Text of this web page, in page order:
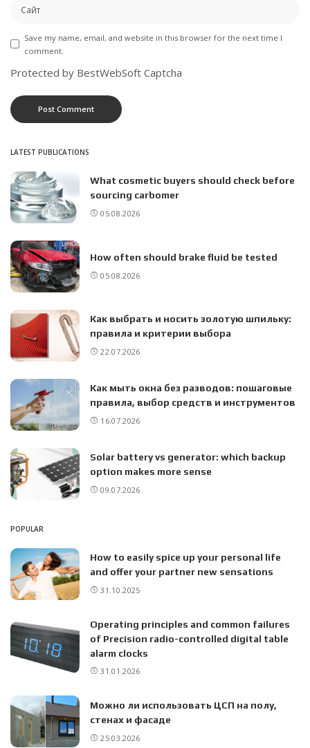
Save my name, email, and website in this browser for the next time I
comment.
Protected by BestWebSoft Captcha
LATEST PUBLICATIONS
What cosmetic buyers should check before
sourcing carbomer
05.08.2026
How often should brake fluid be tested
05.08.2026
Как выбрать и носить золотую шпильку:
правила и критерии выбора
22.07.2026
Как мыть окна без разводов: пошаговые
правила, выбор средств и инструментов
16.07.2026
Solar battery vs generator: which backup
option makes more sense
09.07.2026
POPULAR
How to easily spice up your personal life
and offer your partner new sensations
31.10.2025
Operating principles and common failures
of Precision radio-controlled digital table
alarm clocks
31.01.2026
Можно ли использовать ЦСП на полу,
стенах и фасаде
25.03.2026